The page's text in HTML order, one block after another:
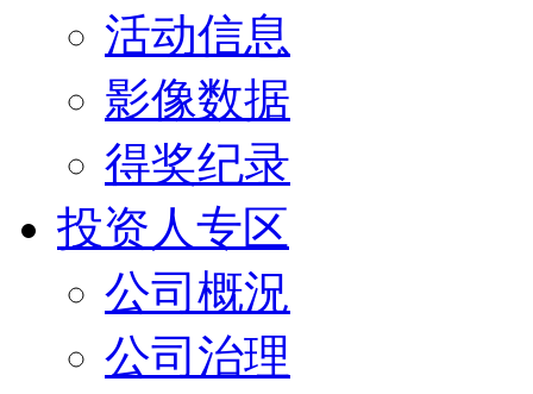
活动信息
影像数据
得奖纪录
投资人专区
公司概況
公司治理